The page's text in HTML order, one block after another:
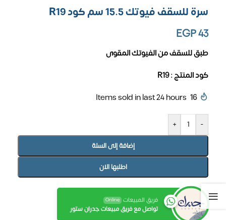
سرة للسقف فيوتك 15.5 سم كود R19
EGP43
طبق للسقف من الفيوتك المقوى
كود المنتج : R19
16
Items sold in last 24 hours
-
+
إضافة إلى السلة
اطلبها الان
فريق المبيعات Online
تواصل مع فريق مبيعات جدران ستور